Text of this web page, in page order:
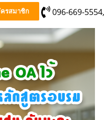
รสมาชิก 096-669-